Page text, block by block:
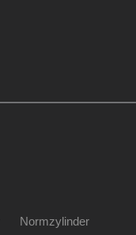
Normzylinder